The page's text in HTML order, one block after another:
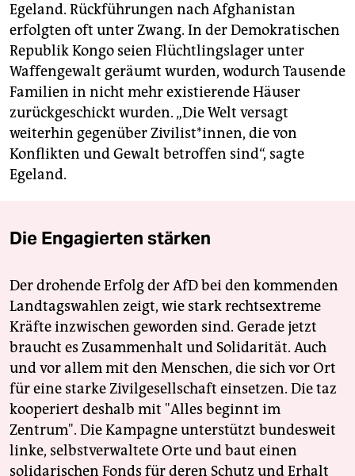
Egeland. Rückführungen nach Afghanistan
erfolgten oft unter Zwang. In der Demokratischen
Republik Kongo seien Flüchtlingslager unter
Waffengewalt geräumt wurden, wodurch Tausende
Familien in nicht mehr existierende Häuser
zurückgeschickt wurden. „Die Welt versagt
weiterhin gegenüber Zivilist*innen, die von
Konflikten und Gewalt betroffen sind“, sagte
Egeland.
Die Engagierten stärken
Der drohende Erfolg der AfD bei den kommenden
Landtagswahlen zeigt, wie stark rechtsextreme
Kräfte inzwischen geworden sind. Gerade jetzt
braucht es Zusammenhalt und Solidarität. Auch
und vor allem mit den Menschen, die sich vor Ort
für eine starke Zivilgesellschaft einsetzen. Die taz
kooperiert deshalb mit "Alles beginnt im
Zentrum". Die Kampagne unterstützt bundesweit
linke, selbstverwaltete Orte und baut einen
solidarischen Fonds für deren Schutz und Erhalt